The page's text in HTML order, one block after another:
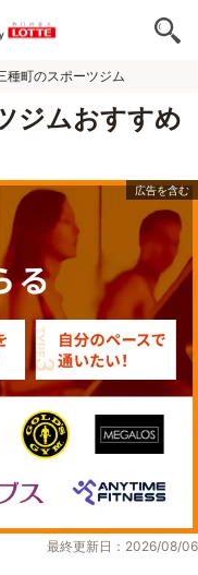
種町のスポーツジム
ジムおすすめ
最終更新日：2026/08/06